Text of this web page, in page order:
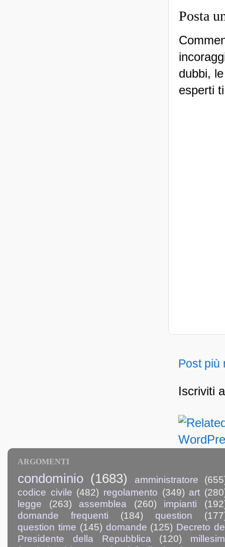
Posta
dubbi,
esperti
Post più
Iscriviti
ARGOMENTI
condominio (1683) amministratore
codice civile (482) regolamento (349) art
legge
(263) assemblea (260) impianti
domande frequenti
(184) question
question time (145) domande (125) Decreto
Presidente della Repubblica
(120)